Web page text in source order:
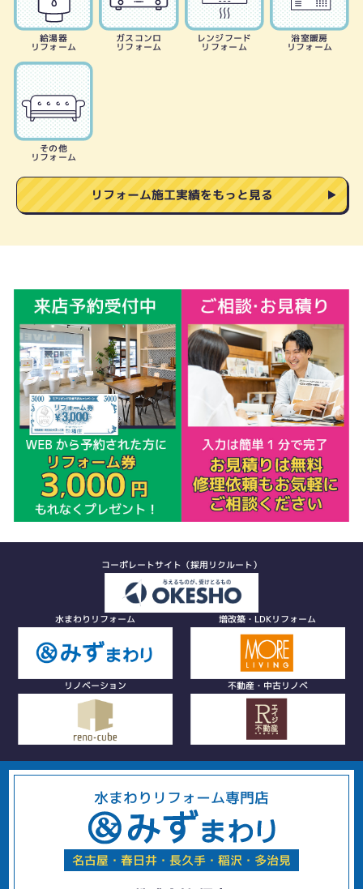
給湯器
リフォーム
ガスコンロ
リフォーム
レンジフード
リフォーム
浴室暖房
リフォーム
その他
リフォーム
リフォーム施工実績をもっと見る
コーポレートサイト（採用リクルート）
水まわりリフォーム 増改築・LDKリフォーム
リノベーション 不動産・中古リノベ
水まわりリフォーム専門店
名古屋・春日井・長久手・稲沢・多治見